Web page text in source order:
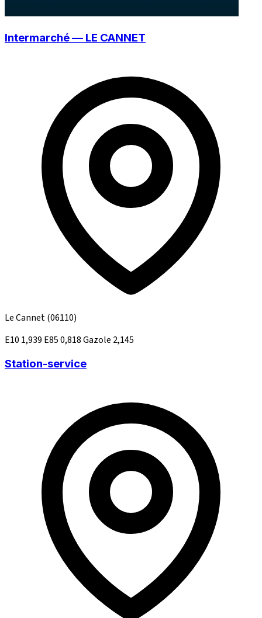
Intermarché — LE CANNET
Le Cannet(06110)
E10 1,939 E850,818Gazole 2,145
Station-service